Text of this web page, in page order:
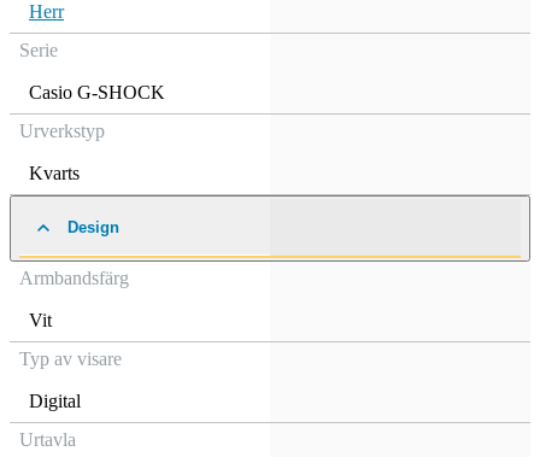
Herr
Serie
Casio G-SHOCK
Urverkstyp
Kvarts
Design
Armbandsfärg
Vit
Typ av visare
Digital
Urtavla